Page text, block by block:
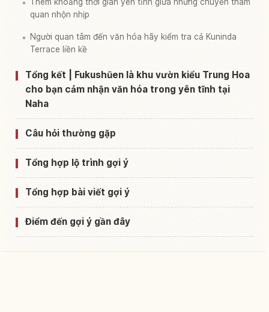
Thêm khoảng thời gian yên tĩnh giữa những chuyến tham
quan nhộn nhịp
Người quan tâm đến văn hóa hãy kiểm tra cả Kuninda
Terrace liền kề
Tổng kết | Fukushūen là khu vườn kiểu Trung Hoa
cho bạn cảm nhận văn hóa trong yên tĩnh tại
Naha
Câu hỏi thường gặp
Tổng hợp lộ trình gợi ý
Tổng hợp bài viết gợi ý
Điểm đến gợi ý gần đây